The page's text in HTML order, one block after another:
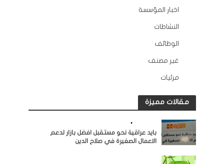
اخبار المؤسسة
النشاطات
الوظائف
غير مصنف
مرئيات
مقالات مميزة
•
بايد عراقية نحو مستقبل افضل بازار لدعم
الاعمال الصغيرة في صلاح الدين